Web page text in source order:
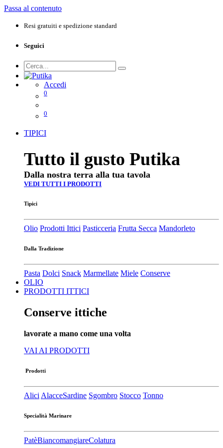
Passa al contenuto
Resi gratuiti e spedizione standard
Seguici
Accedi
0
0
TIPICI
Tutto il gusto Putika
Dalla nostra terra alla tua tavola
VEDI TUTTI I PRODOTTI
Tipici
Olio Prodotti Ittici Pasticceria Frutta Secca Mandorleto
Dalla Tradizione
Pasta Dolci Snack Marmellate Miele Conserve
OLIO
PRODOTTI ITTICI
Conserve ittiche
lavorate a mano come una volta
VAI AI PRODOTTI
Prodotti
Alici AlacceSardine Sgombro Stocco Tonno
Specialità Marinare
Patè​BiancomangiareColatura